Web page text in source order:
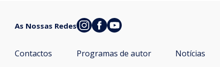
Contactos Programas de autor Notícias
As Nossas Redes